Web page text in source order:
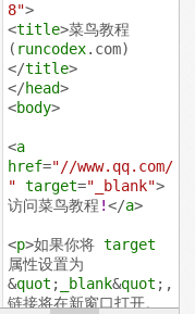
8"
<title>菜鸟教程
( runcodex.com)
</title
</head>
<body>
<a
href="//www.qq.com/
" target="_blank">
访问菜鸟教程 !</a>
<p>如果你将 target
属性设置为
&quot ; _blank&quot ;,
链接将在新窗口打开。